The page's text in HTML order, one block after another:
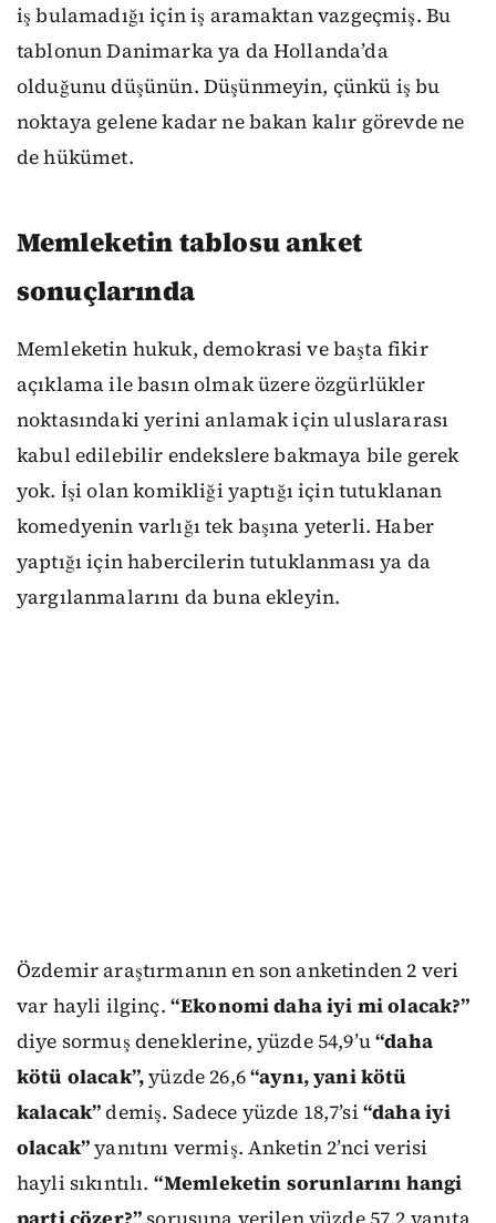
iş bulamadığı için iş aramaktan vazgeçmiş. Bu
tablonun Danimarka ya da Hollanda’da
olduğunu düşünün. Düşünmeyin, çünkü iş bu
noktaya gelene kadar ne bakan kalır görevde ne
de hükümet.
Memleketin tablosu anket
sonuçlarında
Memleketin hukuk, demokrasi ve başta fikir
açıklama ile basın olmak üzere özgürlükler
noktasındaki yerini anlamak için uluslararası
kabul edilebilir endekslere bakmaya bile gerek
yok. İşi olan komikliği yaptığı için tutuklanan
komedyenin varlığı tek başına yeterli. Haber
yaptığı için habercilerin tutuklanması ya da
yargılanmalarını da buna ekleyin.
Özdemir araştırmanın en son anketinden 2 veri
var hayli ilginç. “Ekonomi daha iyi mi olacak?”
diye sormuş deneklerine, yüzde 54,9’u“daha
kötü olacak”,yüzde 26,6“aynı, yani kötü
kalacak”demiş. Sadece yüzde 18,7’si “daha iyi
olacak”yanıtını vermiş. Anketin 2’nci verisi
hayli sıkıntılı. “Memleketin sorunlarını hangi